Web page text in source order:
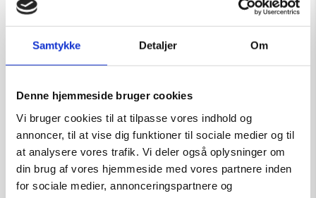
Samtykke Detaljer Om
Denne hjemmeside bruger cookies
Vi bruger cookies til at tilpasse vores indhold og
annoncer, til at vise dig funktioner til sociale medier og til
at analysere vores trafik. Vi deler også oplysninger om
din brug af vores hjemmeside med vores partnere inden
for sociale medier, annonceringspartnere og